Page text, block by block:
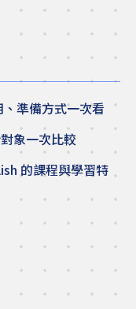
準備方式一次看
象一次比較
的課程與學習特